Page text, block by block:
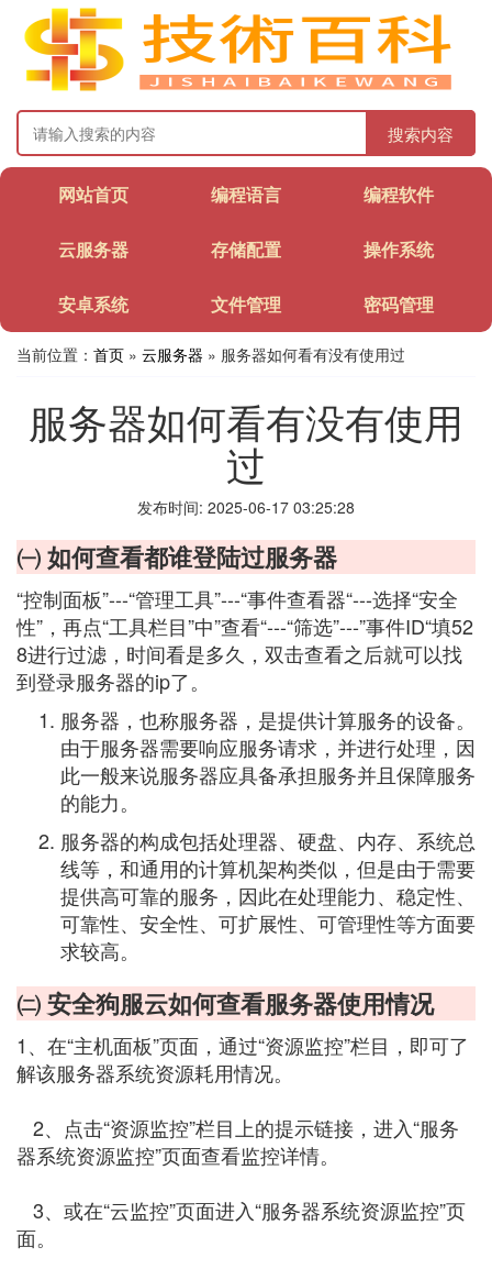
搜索内容
网站首页 编程语言 编程软件
云服务器 存储配置 操作系统
安卓系统 文件管理 密码管理
当前位置： 首页 » 云服务器 » 服务器如何看有没有使用过
服务器如何看有没有使用
过
发布时间: 2025-06-17 03:25:28
㈠ 如何查看都谁登陆过服务器
“控制面板”---“管理工具”---“事件查看器“---选择“安全
性”，再点“工具栏目”中”查看“---“筛选”---”事件ID“填52
8进行过滤，时间看是多久，双击查看之后就可以找
到登录服务器的ip了。
服务器，也称服务器，是提供计算服务的设备。
由于服务器需要响应服务请求，并进行处理，因
此一般来说服务器应具备承担服务并且保障服务
的能力。
服务器的构成包括处理器、硬盘、内存、系统总
线等，和通用的计算机架构类似，但是由于需要
提供高可靠的服务，因此在处理能力、稳定性、
可靠性、安全性、可扩展性、可管理性等方面要
求较高。
㈡ 安全狗服云如何查看服务器使用情况
1、在“主机面板”页面，通过“资源监控”栏目，即可了
解该服务器系统资源耗用情况。
2、点击“资源监控”栏目上的提示链接，进入“服务
器系统资源监控”页面查看监控详情。
3、或在“云监控”页面进入“服务器系统资源监控”页
面。